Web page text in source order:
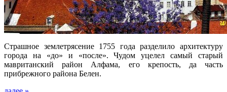
Страшное землетрясение 1755 года разделило архитектуру
города на «до» и «после». Чудом уцелел самый старый
мавританский район Алфама, его крепость, да часть
прибрежного района Белен.